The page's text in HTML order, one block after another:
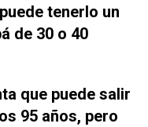
tenerlo un
de 30 o 40
que puede salir
95 años, pero